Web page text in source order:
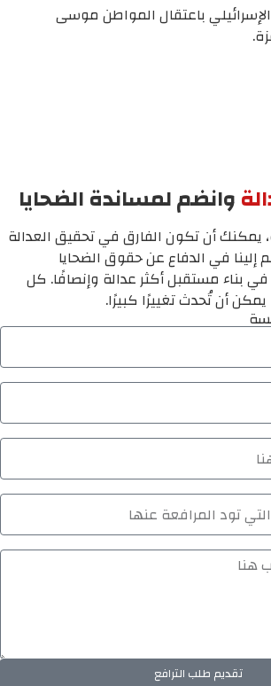
باعتقال المواطن موسى
وانضم لمساندة الضحايا
يمكنك أن تكون الفارق في تحقيق العدالة
في الدفاع عن حقوق الضحايا
بناء مستقبل أكثر عدالة وإنصافًا. كل
أن تُحدث تغييرًا كبيرًا.
تقديم طلب الترافع